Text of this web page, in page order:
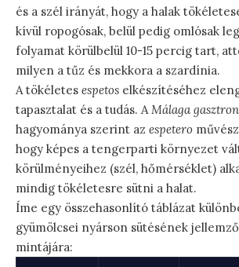
és a szél irányát, hogy a halak
kívül ropogósak, belül pedig omlósak
folyamat körülbelül 10-15 percig tart,
milyen a tűz és mekkora a szardínia.
A tökéletes espetos elkészítéséhez
tapasztalat és a tudás. A Málaga
hagyománya szerint az espetero
hogy képes a tengerparti környezet
körülményeihez (szél, hőmérséklet)
mindig tökéletesre sütni a halat.
Íme egy összehasonlító táblázat
gyümölcsei nyárson sütésének
mintájára: